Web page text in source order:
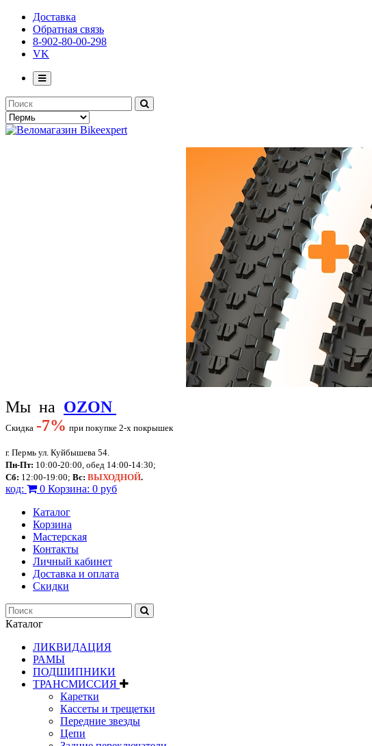
Доставка
Обратная связь
8-902-80-00-298
VK
Мы на OZON
Скидка -7% при покупке 2-х покрышек
г. Пермь ул. Куйбышева 54.
Пн-Пт: 10:00-20:00, обед 14:00-14:30;
Сб: 12:00-19:00; Вс: ВЫХОДНОЙ.
код: 0 Корзина: 0 руб
Каталог
Корзина
Мастерская
Контакты
Личный кабинет
Доставка и оплата
Скидки
Каталог
ЛИКВИДАЦИЯ
РАМЫ
ПОДШИПНИКИ
ТРАНСМИССИЯ
Каретки
Кассеты и трещетки
Передние звезды
Цепи